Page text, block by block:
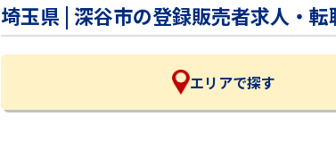
埼玉県 | 深谷市の登録販売者求人・転
エリアで探す